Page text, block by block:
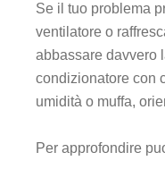
Se il tuo problema
ventilatore o
abbassare davvero
condizionatore con
umidità o muffa,
Per approfondire